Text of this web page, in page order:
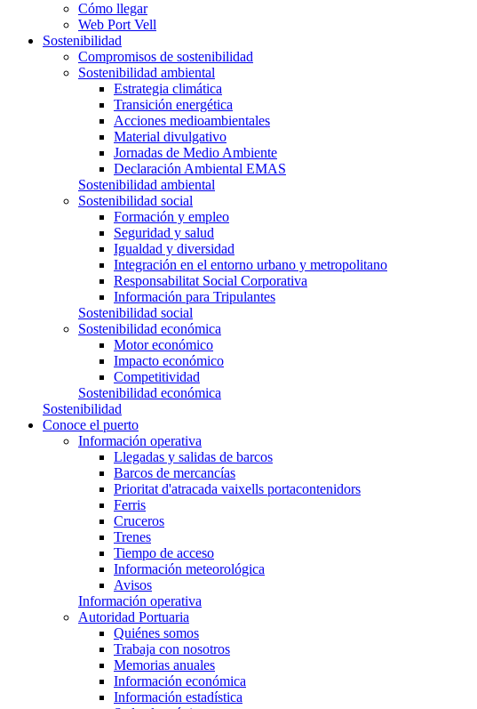
Cómo llegar
Web Port Vell
Sostenibilidad
Compromisos de sostenibilidad
Sostenibilidad ambiental
Estrategia climática
Transición energética
Acciones medioambientales
Material divulgativo
Jornadas de Medio Ambiente
Declaración Ambiental EMAS
Sostenibilidad ambiental
Sostenibilidad social
Formación y empleo
Seguridad y salud
Igualdad y diversidad
Integración en el entorno urbano y metropolitano
Responsabilitat Social Corporativa
Información para Tripulantes
Sostenibilidad social
Sostenibilidad económica
Motor económico
Impacto económico
Competitividad
Sostenibilidad económica
Sostenibilidad
Conoce el puerto
Información operativa
Llegadas y salidas de barcos
Barcos de mercancías
Prioritat d'atracada vaixells portacontenidors
Ferris
Cruceros
Trenes
Tiempo de acceso
Información meteorológica
Avisos
Información operativa
Autoridad Portuaria
Quiénes somos
Trabaja con nosotros
Memorias anuales
Información económica
Información estadística